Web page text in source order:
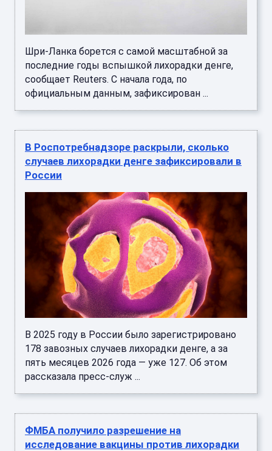
Шри-Ланка борется с самой масштабной за
последние годы вспышкой лихорадки денге,
сообщает Reuters. С начала года, по
официальным данным, зафиксирован ...
В Роспотребнадзоре раскрыли, сколько
случаев лихорадки денге зафиксировали в
России
В 2025 году в России было зарегистрировано
178 завозных случаев лихорадки денге, а за
пять месяцев 2026 года — уже 127. Об этом
рассказала пресс-служ ...
ФМБА получило разрешение на
исследование вакцины против лихорадки